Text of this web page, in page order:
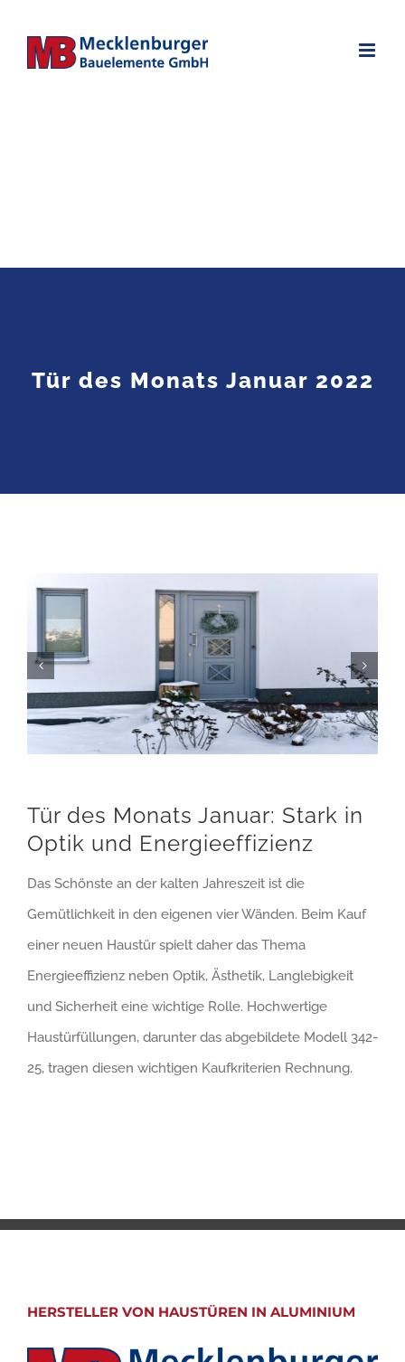
Tür des Monats Januar 2022
Tür des Monats Januar: Stark in
Optik und Energieeffizienz
Das Schönste an der kalten Jahreszeit ist die
Gemütlichkeit in den eigenen vier Wänden. Beim Kauf
einer neuen Haustür spielt daher das Thema
Energieeffizienz neben Optik, Ästhetik, Langlebigkeit
und Sicherheit eine wichtige Rolle. Hochwertige
Haustürfüllungen, darunter das abgebildete Modell 342-
25, tragen diesen wichtigen Kaufkriterien Rechnung.
HERSTELLER VON HAUSTÜREN IN ALUMINIUM